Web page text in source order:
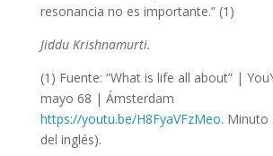
resonancia no es importante.” (1)
Jiddu Krishnamurti.
(1) Fuente: “What is life all about” |
mayo 68 | Ámsterdam
https://youtu.be/H8FyaVFzMeo. Minuto
del inglés).